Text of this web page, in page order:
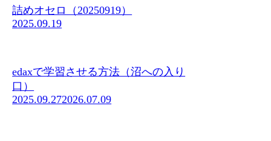
詰めオセロ（20250919）
2025.09.19
edaxで学習させる方法（沼への入り
口）
2025.09.272026.07.09